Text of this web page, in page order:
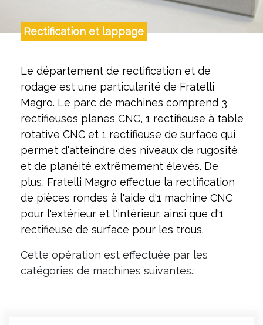
Rectification et lappage
Le département de rectification et de
rodage est une particularité de Fratelli
Magro. Le parc de machines comprend 3
rectifieuses planes CNC, 1 rectifieuse à table
rotative CNC et 1 rectifieuse de surface qui
permet d'atteindre des niveaux de rugosité
et de planéité extrêmement élevés. De
plus, Fratelli Magro effectue la rectification
de pièces rondes à l'aide d'1 machine CNC
pour l'extérieur et l'intérieur, ainsi que d'1
rectifieuse de surface pour les trous.
Cette opération est effectuée par les
catégories de machines suivantes.: